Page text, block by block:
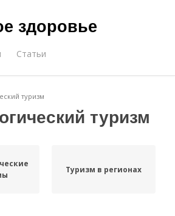
здоровье
Статьи
туризм
туризм
Туризм в регионах